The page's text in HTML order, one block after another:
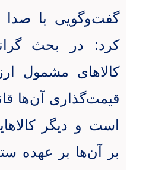
گفت‌وگویی با صدا
کرد: در بحث
کالاهای مشمول
قیمت‌گذاری آن‌ها
است و دیگر
بر آن‌ها بر عهده